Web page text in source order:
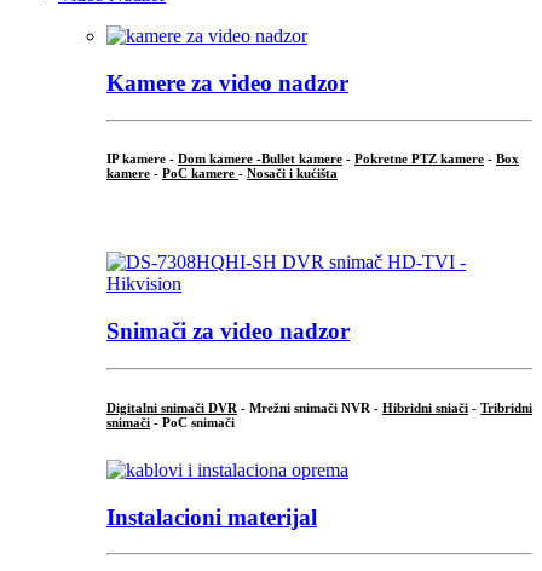
Kamere za video nadzor
IP kamere - Dom kamere -Bullet kamere - Pokretne PTZ kamere - Box
kamere - PoC kamere - Nosači i kućišta
Snimači za video nadzor
Digitalni snimači DVR - Mrežni snimači NVR - Hibridni sniači - Tribridni
snimači - PoC snimači
Instalacioni materijal